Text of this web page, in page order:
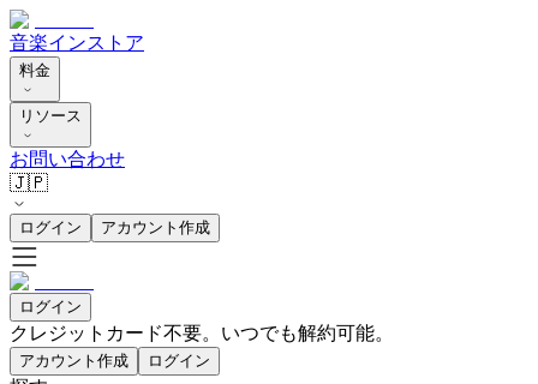
音楽インストア
料金
リソース
お問い合わせ
🇯🇵
ログイン アカウント作成
ログイン
クレジットカード不要。いつでも解約可能。
アカウント作成 ログイン